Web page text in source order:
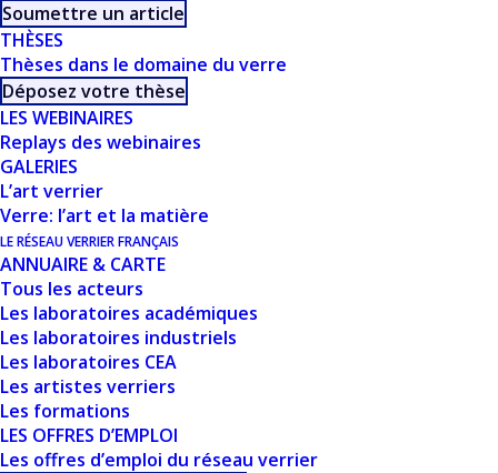
Soumettre un article
THÈSES
Thèses dans le domaine du verre
Déposez votre thèse
LES WEBINAIRES
Replays des webinaires
GALERIES
L’art verrier
Verre: l’art et la matière
LE RÉSEAU VERRIER FRANÇAIS
ANNUAIRE & CARTE
Tous les acteurs
Les laboratoires académiques
Les laboratoires industriels
Les laboratoires CEA
Les artistes verriers
Les formations
LES OFFRES D’EMPLOI
Les offres d’emploi du réseau verrier
MICOULAUT
(SORBONNE
UNIVERSITÉ,
PARIS)
CE DOCUMENT FAIT
PARTIE D'UN